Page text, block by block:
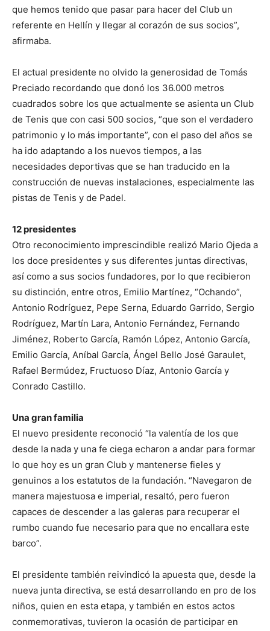
que hemos tenido que pasar para hacer del Club un
referente en Hellín y llegar al corazón de sus socios”,
afirmaba.
El actual presidente no olvido la generosidad de Tomás
Preciado recordando que donó los 36.000 metros
cuadrados sobre los que actualmente se asienta un Club
de Tenis que con casi 500 socios, “que son el verdadero
patrimonio y lo más importante”, con el paso del años se
ha ido adaptando a los nuevos tiempos, a las
necesidades deportivas que se han traducido en la
construcción de nuevas instalaciones, especialmente las
pistas de Tenis y de Padel.
12 presidentes
Otro reconocimiento imprescindible realizó Mario Ojeda a
los doce presidentes y sus diferentes juntas directivas,
así como a sus socios fundadores, por lo que recibieron
su distinción, entre otros, Emilio Martínez, “Ochando”,
Antonio Rodríguez, Pepe Serna, Eduardo Garrido, Sergio
Rodríguez, Martín Lara, Antonio Fernández, Fernando
Jiménez, Roberto García, Ramón López, Antonio García,
Emilio García, Aníbal García, Ángel Bello José Garaulet,
Rafael Bermúdez, Fructuoso Díaz, Antonio García y
Conrado Castillo.
Una gran familia
El nuevo presidente reconoció “la valentía de los que
desde la nada y una fe ciega echaron a andar para formar
lo que hoy es un gran Club y mantenerse fieles y
genuinos a los estatutos de la fundación. “Navegaron de
manera majestuosa e imperial, resaltó, pero fueron
capaces de descender a las galeras para recuperar el
rumbo cuando fue necesario para que no encallara este
barco”.
El presidente también reivindicó la apuesta que, desde la
nueva junta directiva, se está desarrollando en pro de los
niños, quien en esta etapa, y también en estos actos
conmemorativas, tuvieron la ocasión de participar en